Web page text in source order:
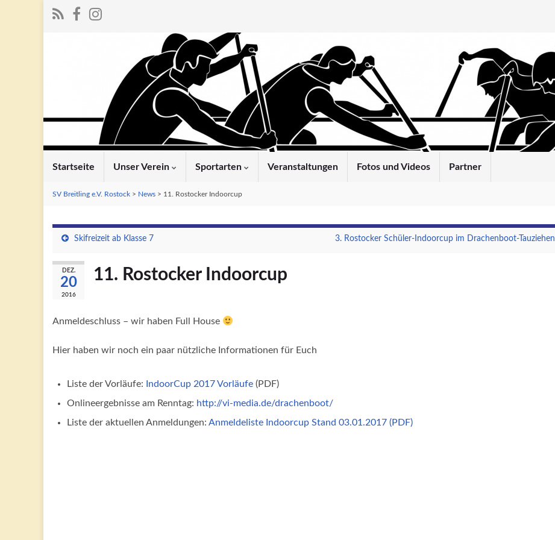
Startseite Unser Verein Sportarten Veranstaltungen Fotos und Videos Partner
SV Breitling e.V. Rostock > News > 11. Rostocker Indoorcup
Skifreizeit ab Klasse 7 3. Rostocker Schüler-Indoorcup im Drachenboot-Tauziehen
DEZ.
20
2016
11. Rostocker Indoorcup
Anmeldeschluss – wir haben Full House
Hier haben wir noch ein paar nützliche Informationen für Euch
Liste der Vorläufe: IndoorCup 2017 Vorläufe (PDF)
Onlineergebnisse am Renntag: http://vi-media.de/drachenboot/
Liste der aktuellen Anmeldungen: Anmeldeliste Indoorcup Stand 03.01.2017 (PDF)